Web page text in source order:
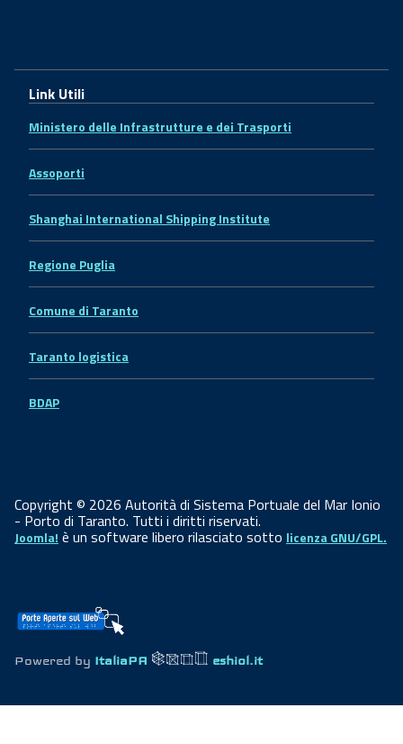
Link Utili
Ministero delle Infrastrutture e dei Trasporti
Assoporti
Shanghai International Shipping Institute
Regione Puglia
Comune di Taranto
Taranto logistica
BDAP
Copyright © 2026 Autorità di Sistema Portuale del Mar Ionio
- Porto di Taranto. Tutti i diritti riservati.
Joomla! è un software libero rilasciato sotto licenza GNU/GPL.
Powered by ItaliaPA eshiol.it